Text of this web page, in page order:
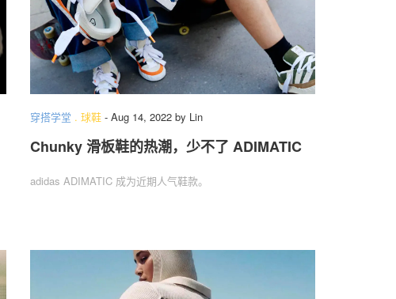
穿搭学堂 . 球鞋 - Aug 14, 2022 by Lin
Chunky 滑板鞋的热潮，少不了 ADIMATIC
adidas ADIMATIC 成为近期人气鞋款。